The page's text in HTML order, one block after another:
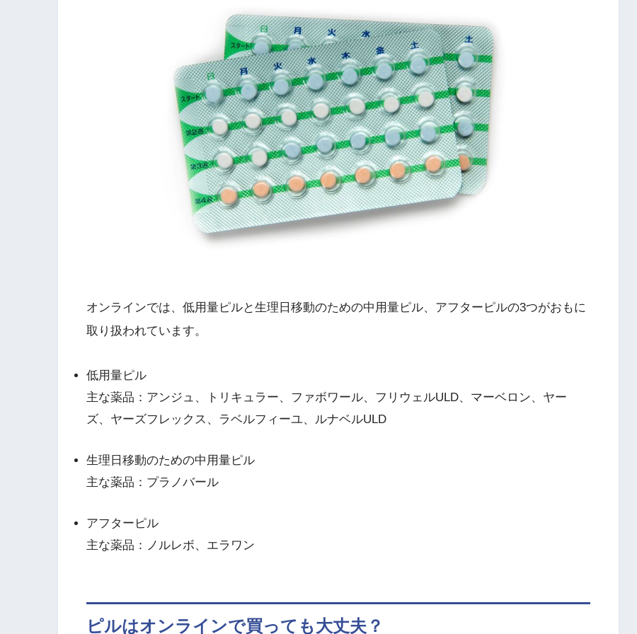
オンラインでは、低用量ピルと生理日移動のための中用量ピル、アフターピルの3つがおもに
取り扱われています。
低用量ピル
主な薬品：アンジュ、トリキュラー、ファボワール、フリウェルULD、マーベロン、ヤー
ズ、ヤーズフレックス、ラベルフィーユ、ルナベルULD
生理日移動のための中用量ピル
主な薬品：プラノバール
アフターピル
主な薬品：ノルレボ、エラワン
ピルはオンラインで買っても大丈夫？